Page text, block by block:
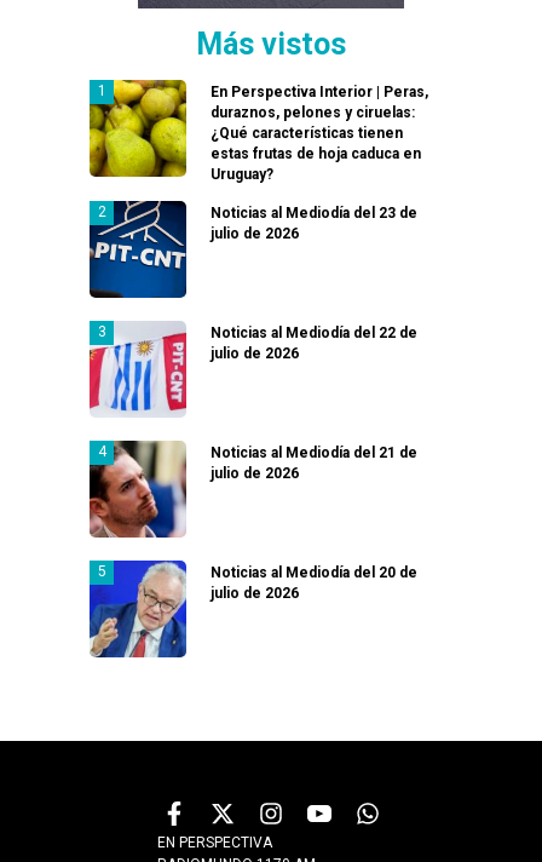
Más vistos
En Perspectiva Interior | Peras,
duraznos, pelones y ciruelas:
¿Qué características tienen
estas frutas de hoja caduca en
Uruguay?
Noticias al Mediodía del 23 de
julio de 2026
Noticias al Mediodía del 22 de
julio de 2026
Noticias al Mediodía del 21 de
julio de 2026
Noticias al Mediodía del 20 de
julio de 2026
EN PERSPECTIVA